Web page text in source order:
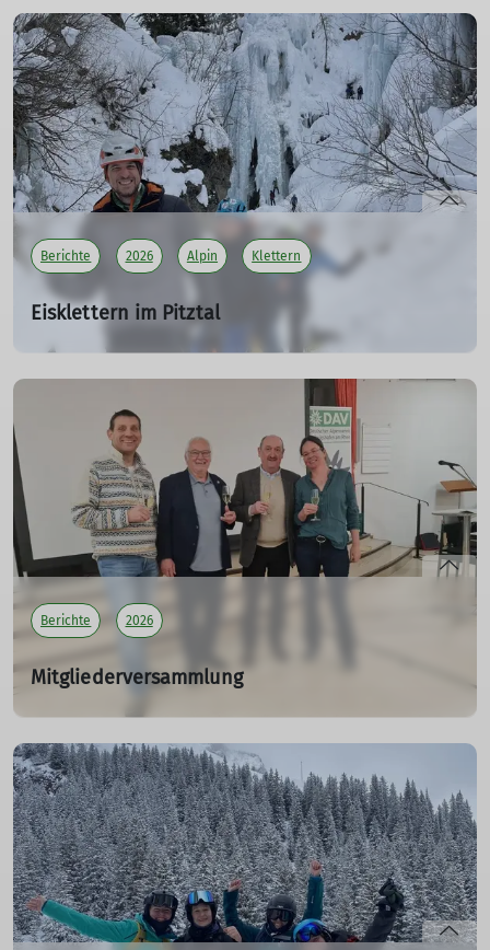
ABGESAGT !!! TW 06 - Mit dem Teufel in die Unterwelt
mehr erfahren
Berichte 2026 Alpin Klettern
Eisklettern im Pitztal
WS 03
Schokoladeneis ja, aber Blumenkohleis?– Was lässt
dieser Titel einer Ausfahrt erwarten? Sicherlich nichts
Alltägliches. Und so begann es dann auch.
mehr erfahren
Berichte 2026
Mitgliederversammlung
der Sektion Ludwigshafen am Rhein des DAV - VV02
Bericht zur ordentlichen Mitgliederversammlung der
Sektion Ludwigshafen.
mehr erfahren